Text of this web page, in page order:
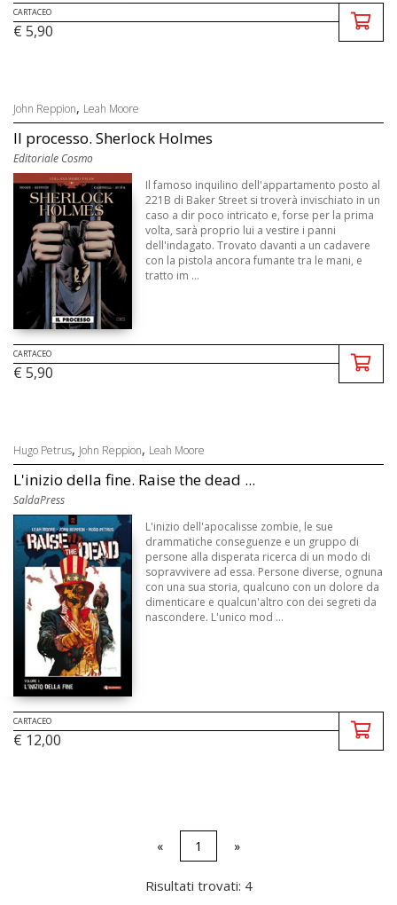
CARTACEO
€ 5,90
John Reppion, Leah Moore
Il processo. Sherlock Holmes
Editoriale Cosmo
Il famoso inquilino dell'appartamento posto al
221B di Baker Street si troverà invischiato in un
caso a dir poco intricato e, forse per la prima
volta, sarà proprio lui a vestire i panni
dell'indagato. Trovato davanti a un cadavere
con la pistola ancora fumante tra le mani, e
tratto im ...
CARTACEO
€ 5,90
Hugo Petrus, John Reppion, Leah Moore
L'inizio della fine. Raise the dead ...
SaldaPress
L'inizio dell'apocalisse zombie, le sue
drammatiche conseguenze e un gruppo di
persone alla disperata ricerca di un modo di
sopravvivere ad essa. Persone diverse, ognuna
con una sua storia, qualcuno con un dolore da
dimenticare e qualcun'altro con dei segreti da
nascondere. L'unico mod ...
CARTACEO
€ 12,00
« 1 »
Risultati trovati: 4